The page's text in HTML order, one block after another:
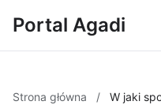
Portal Agadi
Strona główna /
W jaki